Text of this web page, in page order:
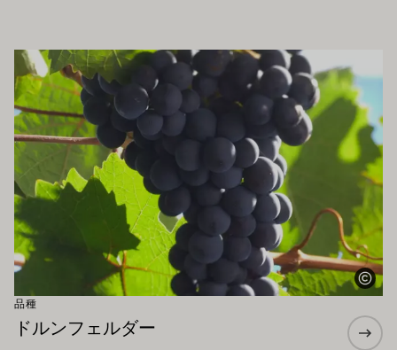
お勧めです
品種
ドルンフェルダー
もっと詳しく